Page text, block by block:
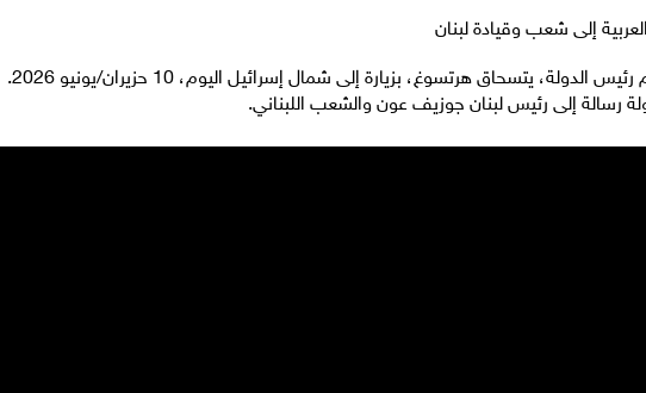
في ظلّ الأوضاع الراهنة، قام رئيس الدولة، يتسحاق هرتسوغ، بزيارة إلى شمال إسرائيل اليوم، 10 حزيران/يونيو 2026.
رسالة إلى رئيس لبنان جوزيف عون والشعب اللبناني.